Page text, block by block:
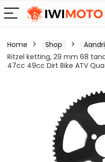
Home Shop
Ritzel ketting, 29 mm 68
47cc 49cc Dirt Bike ATV